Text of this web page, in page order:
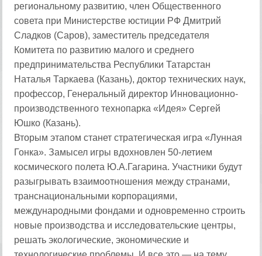
региональному развитию, член Общественного
совета при Министерстве юстиции РФ Дмитрий
Сладков (Саров), заместитель председателя
Комитета по развитию малого и среднего
предпринимательства Республики Татарстан
Наталья Таркаева (Казань), доктор технических наук,
профессор, Генеральный директор Инновационно-
производственного технопарка «Идея» Сергей
Юшко (Казань).
Вторым этапом станет стратегическая игра «Лунная
Гонка». Замысел игры вдохновлен 50-летием
космического полета Ю.А.Гагарина. Участники будут
разыгрывать взаимоотношения между странами,
транснациональными корпорациями,
международными фондами и одновременно строить
новые производства и исследовательские центры,
решать экологические, экономические и